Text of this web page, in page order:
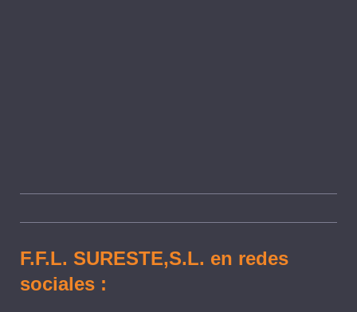
F.F.L. SURESTE,S.L. en redes
sociales :